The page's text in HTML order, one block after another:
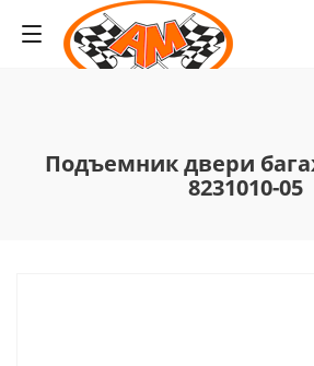
Подъемник двери
8231010-05